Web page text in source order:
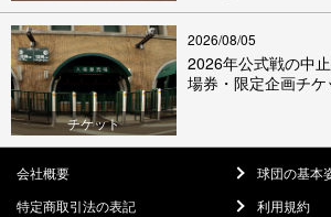
チケット
2026/08/05
2026年公式戦の中
場券・限定企画チ
会社概要
球団の基本
特定商取引法の表記
利用規約